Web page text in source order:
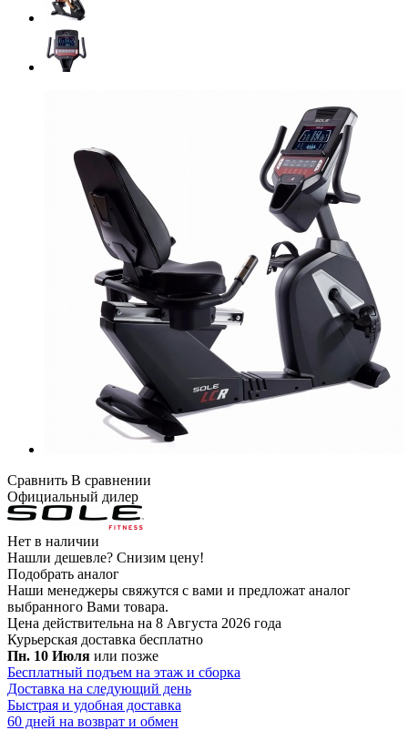
Сравнить В сравнении
Официальный дилер
Нет в наличии
Нашли дешевле? Снизим цену!
Подобрать аналог
Наши менеджеры свяжутся с вами и предложат аналог
выбранного Вами товара.
Цена действительна на 8 Августа 2026 года
Курьерская доставка бесплатно
Пн. 10 Июля или позже
Бесплатный подъем на этаж и сборка
Доставка на следующий день
Быстрая и удобная доставка
60 дней на возврат и обмен